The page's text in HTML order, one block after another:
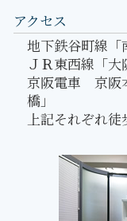
アクセス
地下鉄谷町線「
ＪＲ東西線「大
京阪電車 京阪
橋」
上記それぞれ徒